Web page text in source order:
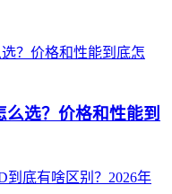
么选？价格和性能到